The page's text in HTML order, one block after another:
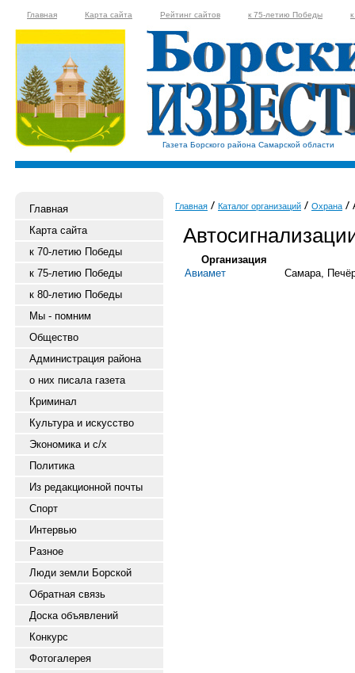
Главная Карта сайта Рейтинг сайтов к 75-летию Победы
Газета Борского района Самарской области
Главная
Карта сайта
к 70-летию Победы
к 75-летию Победы
к 80-летию Победы
Мы - помним
Общество
Администрация района
о них писала газета
Криминал
Культура и искусство
Экономика и с/х
Политика
Из редакционной почты
Спорт
Интервью
Разное
Люди земли Борской
Обратная связь
Доска объявлений
Конкурс
Фотогалерея
Главная Каталог организаций Охрана
Организация
Авиамет
Самара,